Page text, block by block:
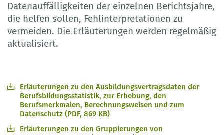
Datenauffälligkeiten der einzelnen Berichtsjahre,
die helfen sollen, Fehlinterpretationen zu
vermeiden. Die Erläuterungen werden regelmäßig
aktualisiert.
Erläuterungen zu den Ausbildungsvertragsdaten der
Berufsbildungsstatistik, zur Erhebung, den
Berufsmerkmalen, Berechnungsweisen und zum
Datenschutz (PDF, 869 KB)
Erläuterungen zu den Gruppierungen von